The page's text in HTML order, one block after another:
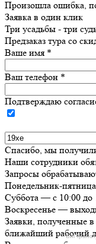
Произошла ошибка,
Заявка в один клик
Три усадьбы - три
Предзаказ тура со
Ваше имя *
Ваш телефон *
Подтверждаю
Спасибо, мы
Наши сотрудники
Запросы
Понедельник-
Суббота — с 10:00 до
Воскресенье —
Заявки, полученные
ближайший рабочий